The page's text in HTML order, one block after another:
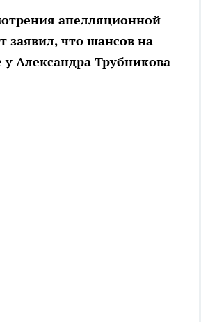
апелляционной
заявил, что шансов на
Александра Трубникова